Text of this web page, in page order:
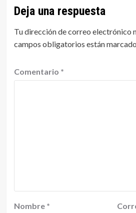
Deja una respuesta
Tu dirección de correo electrónico
campos obligatorios están
Comentario *
Nombre *